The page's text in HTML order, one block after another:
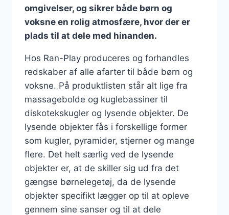
omgivelser, og sikrer både børn og
voksne en rolig atmosfære, hvor der er
plads til at dele med hinanden.
Hos Ran-Play produceres og forhandles
redskaber af alle afarter til både børn og
voksne. På produktlisten står alt lige fra
massagebolde og kuglebassiner til
diskotekskugler og lysende objekter. De
lysende objekter fås i forskellige former
som kugler, pyramider, stjerner og mange
flere. Det helt særlig ved de lysende
objekter er, at de skiller sig ud fra det
gængse børnelegetøj, da de lysende
objekter specifikt lægger op til at opleve
gennem sine sanser og til at dele